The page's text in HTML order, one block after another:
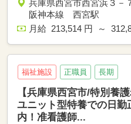
兵庫県西宮市西宮浜３－
阪神本線 西宮駅
月給 213,514 円 ～
福祉施設 正職員 長期
【兵庫県西宮市/特別
ユニット型特養での日勤
内！准看護師...